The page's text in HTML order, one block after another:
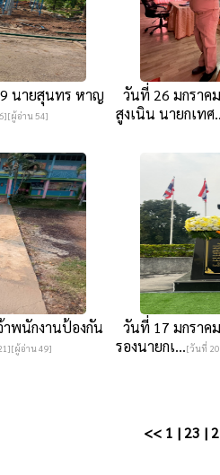
นายสุนทร หาญ
ผู้อ่าน 54]
วันที่ 26 มกรา
สูงเนิน นายกเทศ
าพนักงานป้องกัน
ผู้อ่าน 49]
วันที่ 17 มกราค
รองนายกเ...[วันที่
<< 1 |23 |